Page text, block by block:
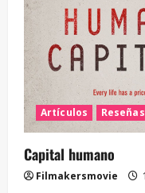
Artículos Reseñas
Capital humano
Filmakersmovie